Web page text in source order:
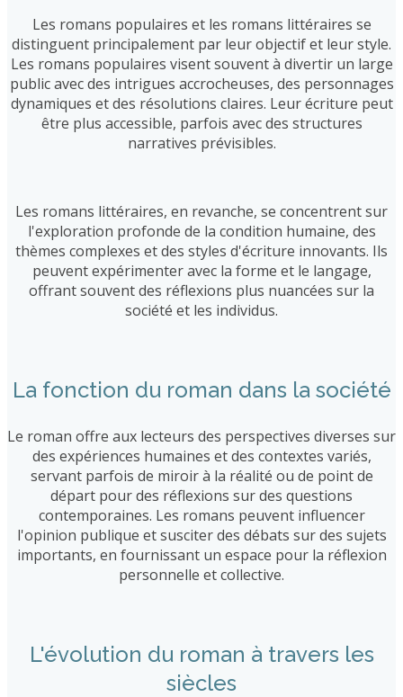
Les romans populaires et les romans littéraires se
distinguent principalement par leur objectif et leur style.
Les romans populaires visent souvent à divertir un large
public avec des intrigues accrocheuses, des personnages
dynamiques et des résolutions claires. Leur écriture peut
être plus accessible, parfois avec des structures
narratives prévisibles.
Les romans littéraires, en revanche, se concentrent sur
l'exploration profonde de la condition humaine, des
thèmes complexes et des styles d'écriture innovants. Ils
peuvent expérimenter avec la forme et le langage,
offrant souvent des réflexions plus nuancées sur la
société et les individus.
La fonction du roman dans la société
Le roman offre aux lecteurs des perspectives diverses sur
des expériences humaines et des contextes variés,
servant parfois de miroir à la réalité ou de point de
départ pour des réflexions sur des questions
contemporaines. Les romans peuvent influencer
l'opinion publique et susciter des débats sur des sujets
importants, en fournissant un espace pour la réflexion
personnelle et collective.
L'évolution du roman à travers les
siècles